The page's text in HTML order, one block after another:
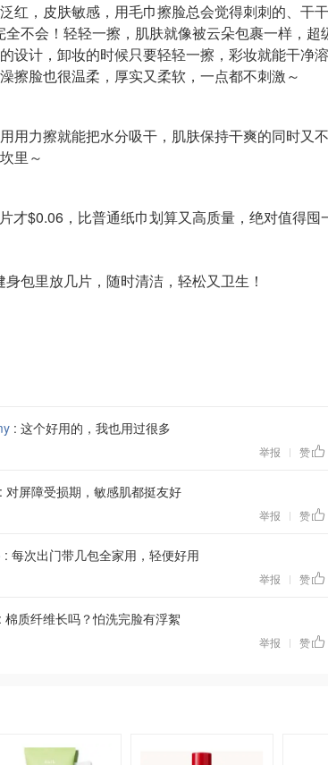
红，皮肤敏感，用毛巾擦脸总会觉得刺刺的、干干
不会！轻轻一擦，肌肤就像被云朵包裹一样，超
设计，卸妆的时候只要轻轻一擦，彩妆就能干净溶
擦脸也很温柔，厚实又柔软，一点都不刺激～
用力擦就能把水分吸干，肌肤保持干爽的同时又
里～
才$0.06，比普通纸巾划算又高质量，绝对值得囤
包里放几片，随时清洁，轻松又卫生！
: 这个好用的，我也用过很多
举报 | 赞
: 对屏障受损期，敏感肌都挺友好
举报 | 赞
: 每次出门带几包全家用，轻便好用
举报 | 赞
: 棉质纤维长吗？怕洗完脸有浮絮
举报 | 赞